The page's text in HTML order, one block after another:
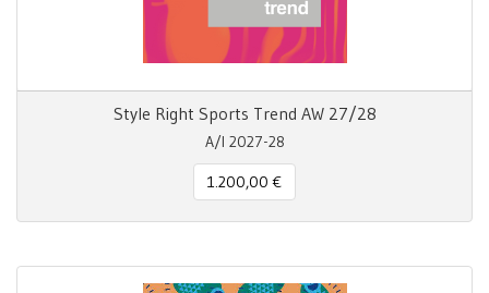
Style Right Sports Trend AW 27/28
A/I 2027-28
1.200,00 €